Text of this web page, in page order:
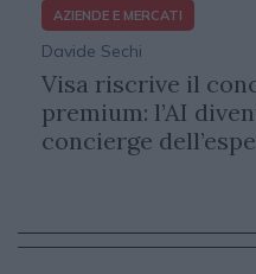
AZIENDE E MERCATI
Davide Sechi
Visa riscrive il
premium: l’AI
concierge